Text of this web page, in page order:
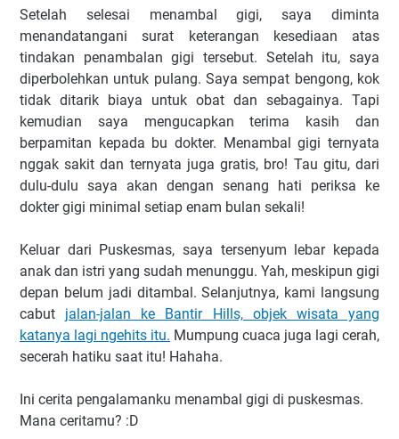
Setelah selesai menambal gigi, saya diminta
menandatangani surat keterangan kesediaan atas
tindakan penambalan gigi tersebut. Setelah itu, saya
diperbolehkan untuk pulang. Saya sempat bengong, kok
tidak ditarik biaya untuk obat dan sebagainya. Tapi
kemudian saya mengucapkan terima kasih dan
berpamitan kepada bu dokter. Menambal gigi ternyata
nggak sakit dan ternyata juga gratis, bro! Tau gitu, dari
dulu-dulu saya akan dengan senang hati periksa ke
dokter gigi minimal setiap enam bulan sekali!
Keluar dari Puskesmas, saya tersenyum lebar kepada
anak dan istri yang sudah menunggu. Yah, meskipun gigi
depan belum jadi ditambal. Selanjutnya, kami langsung
cabut jalan-jalan ke Bantir Hills, objek wisata yang
katanya lagi ngehits itu. Mumpung cuaca juga lagi cerah,
secerah hatiku saat itu! Hahaha.
Ini cerita pengalamanku menambal gigi di puskesmas.
Mana ceritamu? :D